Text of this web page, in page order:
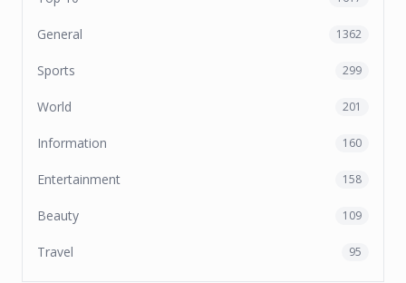
General 1362
Sports 299
World 201
Information 160
Entertainment 158
Beauty 109
Travel 95